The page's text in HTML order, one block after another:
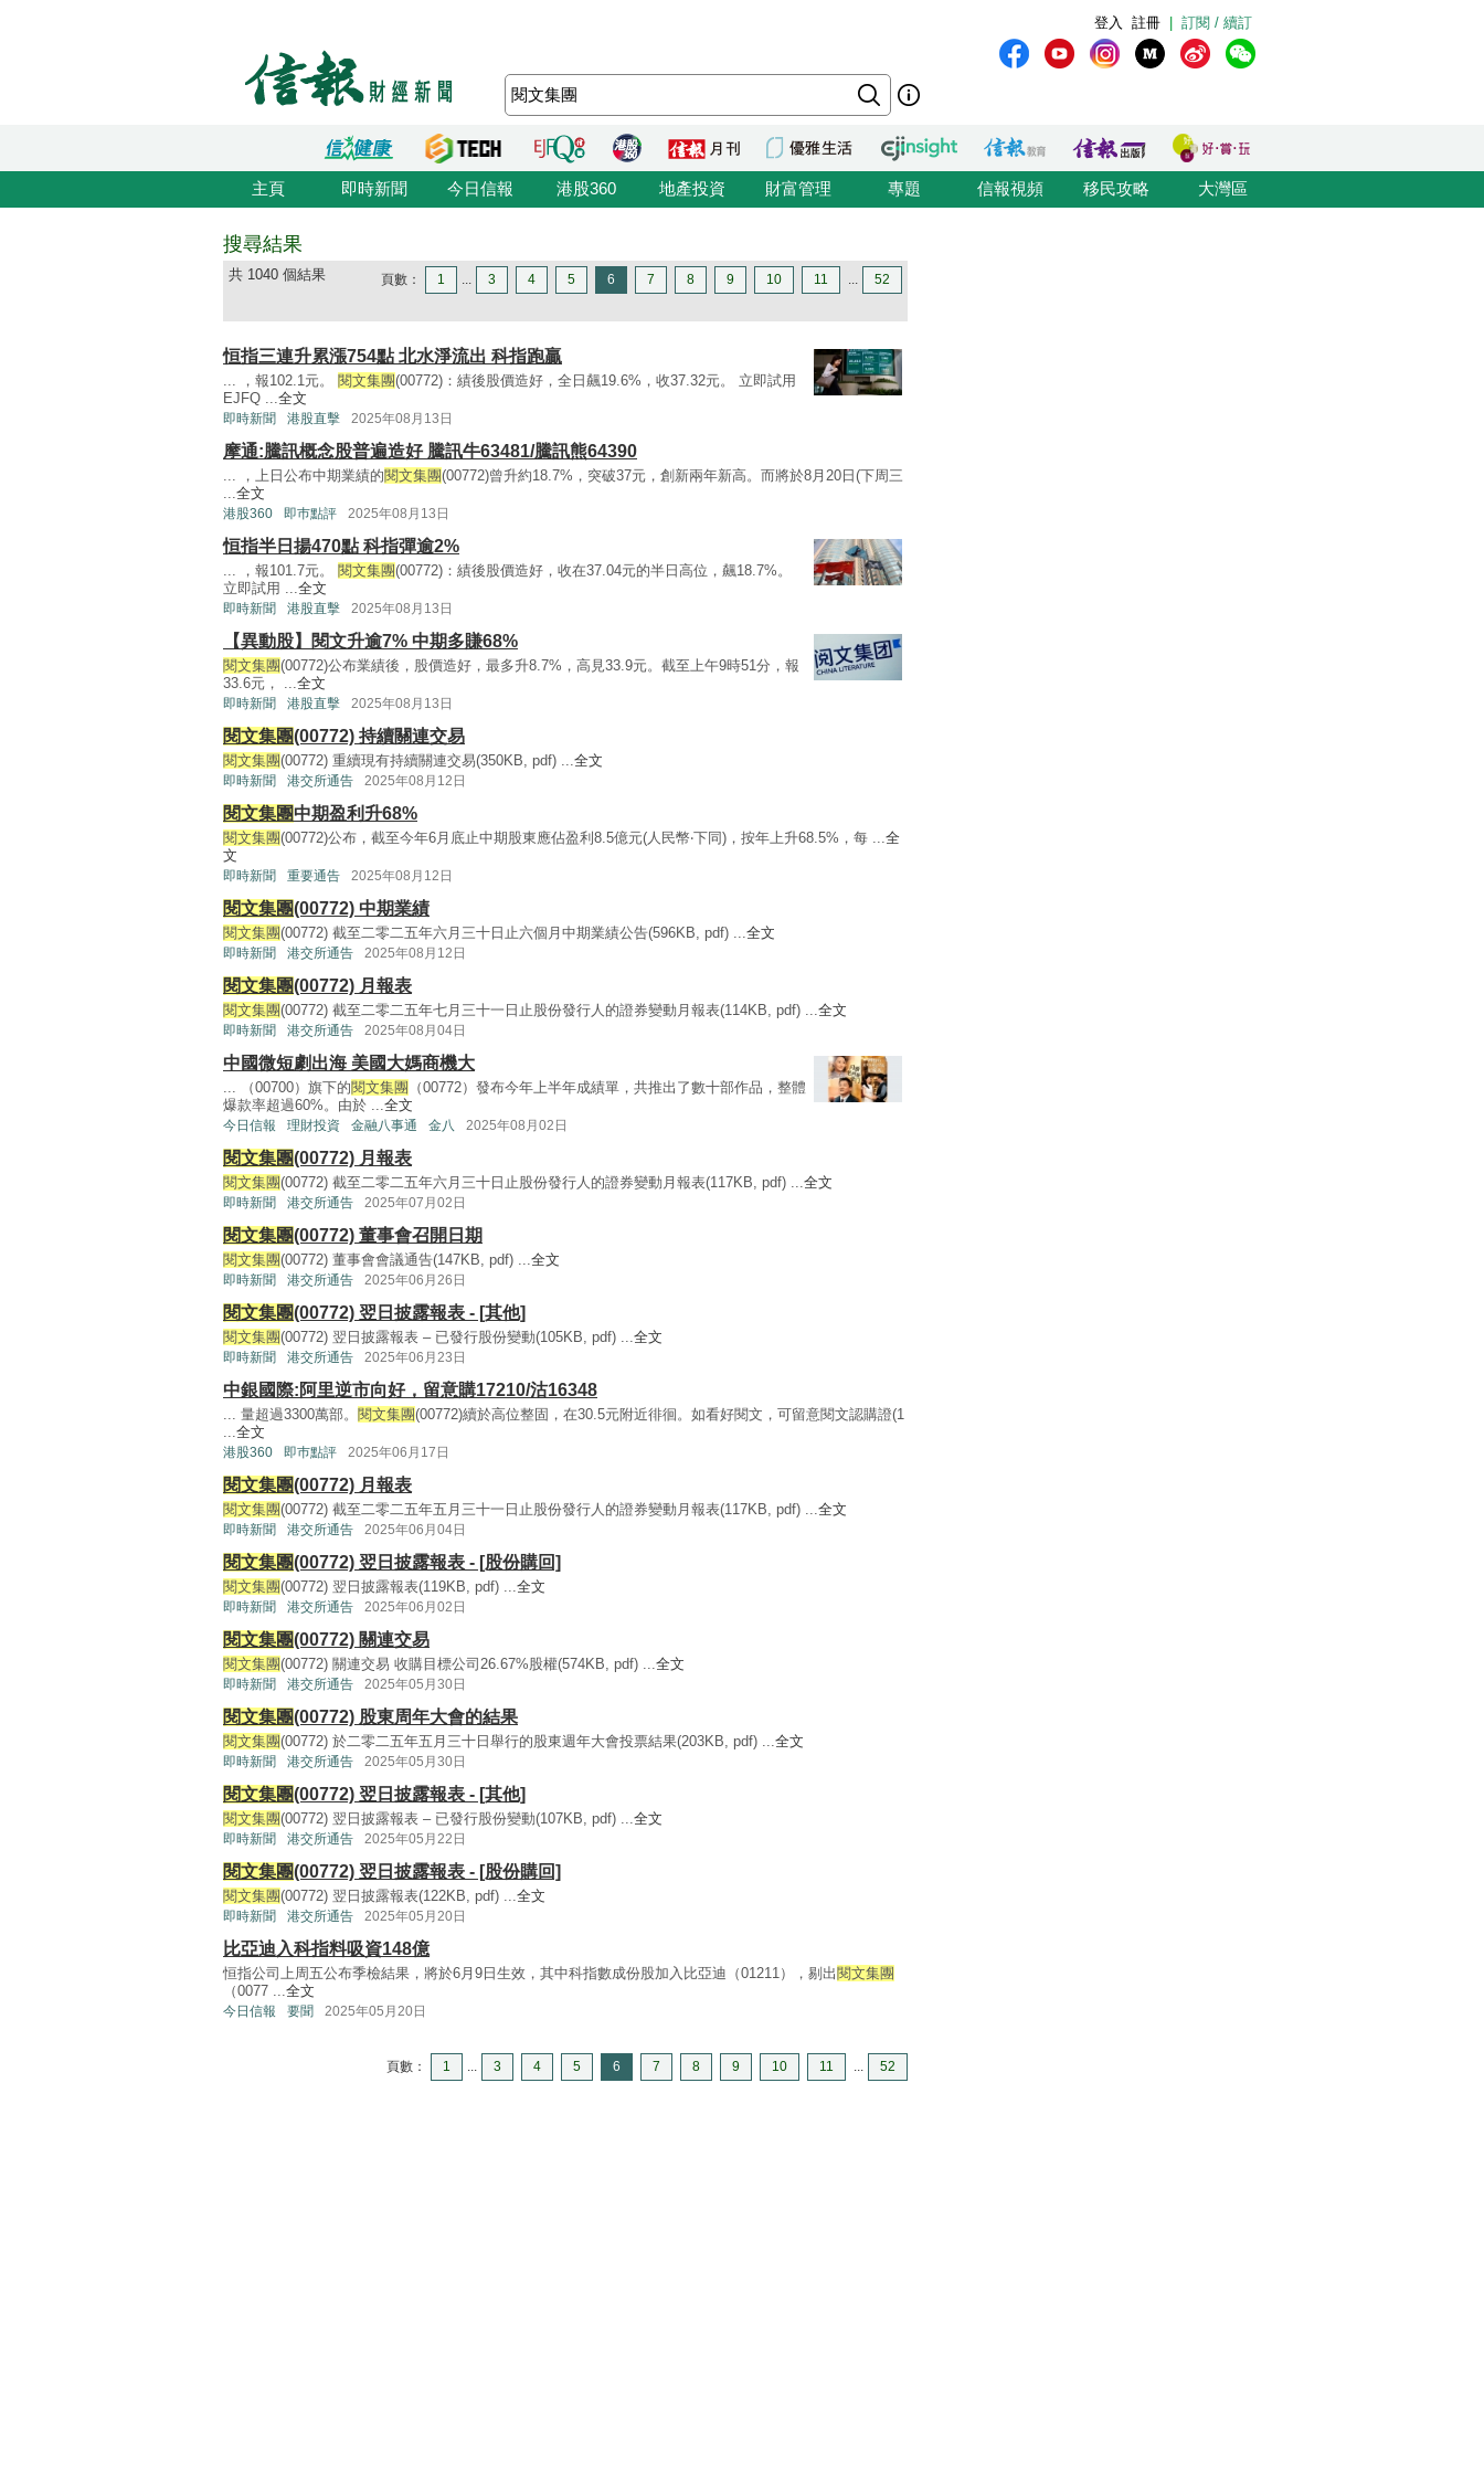
訂閱 / 續訂
註冊
登入
主頁 即時新聞 今日信報 港股360 地產投資 財富管理 專題 信報視頻 移民攻略 大灣區
搜尋結果
共 1040 個結果 頁數： 1 ... 3 4 5 6 7 8 9 10 11 ... 52
恒指三連升累漲754點 北水淨流出 科指跑贏
... ，報102.1元。 閱文集團(00772)：績後股價造好，全日飆19.6%，收37.32元。 立即試用
EJFQ ...全文
即時新聞 港股直擊 2025年08月13日
摩通:騰訊概念股普遍造好 騰訊牛63481/騰訊熊64390
... ，上日公布中期業績的閱文集團(00772)曾升約18.7%，突破37元，創新兩年新高。而將於8月20日(下周三
...全文
港股360 即巿點評 2025年08月13日
恒指半日揚470點 科指彈逾2%
... ，報101.7元。 閱文集團(00772)：績後股價造好，收在37.04元的半日高位，飆18.7%。
立即試用 ...全文
即時新聞 港股直擊 2025年08月13日
【異動股】閱文升逾7% 中期多賺68%
閱文集團(00772)公布業績後，股價造好，最多升8.7%，高見33.9元。截至上午9時51分，報
33.6元， ...全文
即時新聞 港股直擊 2025年08月13日
閱文集團(00772) 持續關連交易
閱文集團(00772) 重續現有持續關連交易(350KB, pdf) ...全文
即時新聞 港交所通告 2025年08月12日
閱文集團中期盈利升68%
閱文集團(00772)公布，截至今年6月底止中期股東應佔盈利8.5億元(人民幣‧下同)，按年上升68.5%，每 ...全
文
即時新聞 重要通告 2025年08月12日
閱文集團(00772) 中期業績
閱文集團(00772) 截至二零二五年六月三十日止六個月中期業績公告(596KB, pdf) ...全文
即時新聞 港交所通告 2025年08月12日
閱文集團(00772) 月報表
閱文集團(00772) 截至二零二五年七月三十一日止股份發行人的證券變動月報表(114KB, pdf) ...全文
即時新聞 港交所通告 2025年08月04日
中國微短劇出海 美國大媽商機大
... （00700）旗下的閱文集團
（00772）發布今年上半年成績單，共推出了數十部作品，整體
爆款率超過60%。由於 ...全文
今日信報 理財投資 金融八事通 金八 2025年08月02日
閱文集團(00772) 月報表
閱文集團(00772) 截至二零二五年六月三十日止股份發行人的證券變動月報表(117KB, pdf) ...全文
即時新聞 港交所通告 2025年07月02日
閱文集團(00772) 董事會召開日期
閱文集團(00772) 董事會會議通告(147KB, pdf) ...全文
即時新聞 港交所通告 2025年06月26日
閱文集團(00772) 翌日披露報表 - [其他]
閱文集團(00772) 翌日披露報表 – 已發行股份變動(105KB, pdf) ...全文
即時新聞 港交所通告 2025年06月23日
中銀國際:阿里逆市向好，留意購17210/沽16348
... 量超過3300萬部。 閱文集團(00772)續於高位整固，在30.5元附近徘徊。如看好閱文，可留意閱文認購證(1
...全文
港股360 即巿點評 2025年06月17日
閱文集團(00772) 月報表
閱文集團(00772) 截至二零二五年五月三十一日止股份發行人的證券變動月報表(117KB, pdf) ...全文
即時新聞 港交所通告 2025年06月04日
閱文集團(00772) 翌日披露報表 - [股份購回]
閱文集團(00772) 翌日披露報表(119KB, pdf) ...全文
即時新聞 港交所通告 2025年06月02日
閱文集團(00772) 關連交易
閱文集團(00772) 關連交易 收購目標公司26.67%股權(574KB, pdf) ...全文
即時新聞 港交所通告 2025年05月30日
閱文集團(00772) 股東周年大會的結果
閱文集團(00772) 於二零二五年五月三十日舉行的股東週年大會投票結果(203KB, pdf) ...全文
即時新聞 港交所通告 2025年05月30日
閱文集團(00772) 翌日披露報表 - [其他]
閱文集團(00772) 翌日披露報表 – 已發行股份變動(107KB, pdf) ...全文
即時新聞 港交所通告 2025年05月22日
閱文集團(00772) 翌日披露報表 - [股份購回]
閱文集團(00772) 翌日披露報表(122KB, pdf) ...全文
即時新聞 港交所通告 2025年05月20日
比亞迪入科指料吸資148億
恒指公司上周五公布季檢結果，將於6月9日生效，其中科指數成份股加入比亞迪（01211），剔出 閱文集團
（0077 ...全文
今日信報 要聞 2025年05月20日
頁數： 1 ... 3 4 5 6 7 8 9 10 11 ... 52